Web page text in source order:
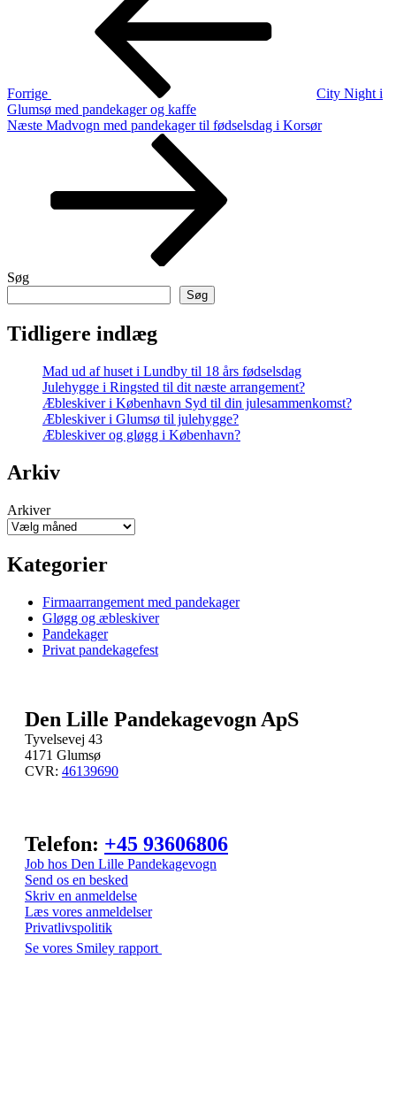
Forrige
City Night i
Glumsø med pandekager og kaffe
Næste
Næste Madvogn med pandekager til fødselsdag i Korsør
Søg
Søg
Tidligere indlæg
Mad ud af huset i Lundby til 18 års fødselsdag
Julehygge i Ringsted til dit næste arrangement?
Æbleskiver i København Syd til din julesammenkomst?
Æbleskiver i Glumsø til julehygge?
Æbleskiver og gløgg i København?
Arkiv
Arkiver
Kategorier
Firmaarrangement med pandekager
Gløgg og æbleskiver
Pandekager
Privat pandekagefest
Den Lille Pandekagevogn ApS
Tyvelsevej 43
4171 Glumsø
CVR: 46139690
Telefon: +45 93606806
Job hos Den Lille Pandekagevogn
Send os en besked
Skriv en anmeldelse
Læs vores anmeldelser
Privatlivspolitik
Se vores Smiley rapport